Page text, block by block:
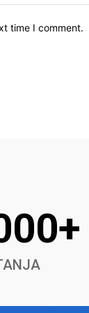
time I comment.